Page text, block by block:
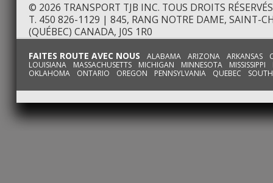
© 2026 TRANSPORT TJB INC. TOUS DROITS
T. 450 826-1129 | 845, RANG NOTRE DAME, SAINT-
(QUÉBEC) CANADA, J0S 1R0
FAITES ROUTE AVEC NOUS ALABAMA ARIZONA ARKANSAS
LOUISIANA MASSACHUSETTS MICHIGAN MINNESOTA
OKLAHOMA ONTARIO OREGON PENNSYLVANIA QUEBEC